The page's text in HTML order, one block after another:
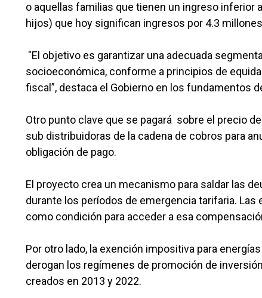
o aquellas familias que tienen un ingreso inferior
hijos) que hoy significan ingresos por 4.3
"El objetivo es garantizar una adecuada
socioeconómica, conforme a principios de
fiscal”, destaca el Gobierno en los fundamentos
Otro punto clave que se pagará sobre el precio
sub distribuidoras de la cadena de cobros para
obligación de pago.
El proyecto crea un mecanismo para saldar las
durante los períodos de emergencia tarifaria.
como condición para acceder a esa
Por otro lado, la exención impositiva para
derogan los regímenes de promoción de
creados en 2013 y 2022.